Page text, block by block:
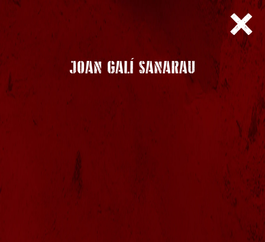
JOAN GALÍ SANARAU